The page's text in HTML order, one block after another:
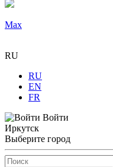
Max
RU
RU
EN
FR
Войти
Иркутск
Выберите город